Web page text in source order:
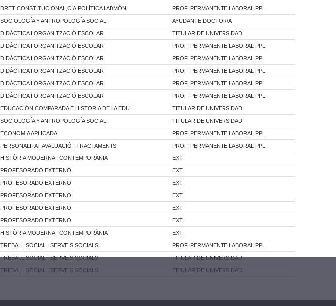
DRET CONSTITUCIONAL,CIA.POLÍTICA I ADMÓN PROF. PERMANENTE LABORAL PPL
SOCIOLOGÍA Y ANTROPOLOGÍA SOCIAL AYUDANTE DOCTOR/A
DIDÀCTICA I ORGANITZACIÓ ESCOLAR TITULAR DE UNIVERSIDAD
DIDÀCTICA I ORGANITZACIÓ ESCOLAR PROF. PERMANENTE LABORAL PPL
DIDÀCTICA I ORGANITZACIÓ ESCOLAR PROF. PERMANENTE LABORAL PPL
DIDÀCTICA I ORGANITZACIÓ ESCOLAR PROF. PERMANENTE LABORAL PPL
DIDÀCTICA I ORGANITZACIÓ ESCOLAR PROF. PERMANENTE LABORAL PPL
DIDÀCTICA I ORGANITZACIÓ ESCOLAR PROF. PERMANENTE LABORAL PPL
EDUCACIÓN COMPARADA E HISTORIA DE LA EDU TITULAR DE UNIVERSIDAD
SOCIOLOGÍA Y ANTROPOLOGÍA SOCIAL TITULAR DE UNIVERSIDAD
ECONOMÍA APLICADA PROF. PERMANENTE LABORAL PPL
PERSONALITAT,AVALUACIÓ I TRACTAMENTS PROF. PERMANENTE LABORAL PPL
HISTÒRIA MODERNA I CONTEMPORÀNIA EXT
PROFESORADO EXTERNO EXT
PROFESORADO EXTERNO EXT
PROFESORADO EXTERNO EXT
PROFESORADO EXTERNO EXT
PROFESORADO EXTERNO EXT
HISTÒRIA MODERNA I CONTEMPORÀNIA EXT
TREBALL SOCIAL I SERVEIS SOCIALS PROF. PERMANENTE LABORAL PPL
TREBALL SOCIAL I SERVEIS SOCIALS TITULAR DE UNIVERSIDAD
TREBALL SOCIAL I SERVEIS SOCIALS TITULAR DE UNIVERSIDAD